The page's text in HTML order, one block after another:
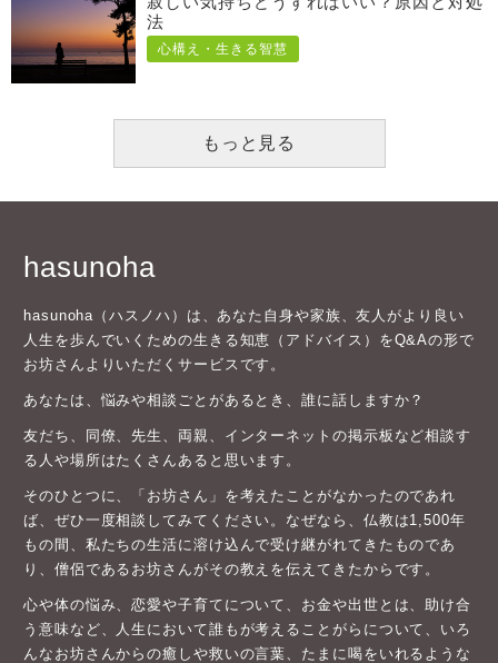
法
心構え・生きる智慧
もっと見る
hasunoha
hasunoha（ハスノハ）は、あなた自身や家族、友人がより良い
人生を歩んでいくための生きる知恵（アドバイス）をQ&Aの形で
お坊さんよりいただくサービスです。
あなたは、悩みや相談ごとがあるとき、誰に話しますか？
友だち、同僚、先生、両親、インターネットの掲示板など相談す
る人や場所はたくさんあると思います。
そのひとつに、「お坊さん」を考えたことがなかったのであれ
ば、ぜひ一度相談してみてください。なぜなら、仏教は1,500年
もの間、私たちの生活に溶け込んで受け継がれてきたものであ
り、僧侶であるお坊さんがその教えを伝えてきたからです。
心や体の悩み、恋愛や子育てについて、お金や出世とは、助け合
う意味など、人生において誰もが考えることがらについて、いろ
んなお坊さんからの癒しや救いの言葉、たまに喝をいれるような